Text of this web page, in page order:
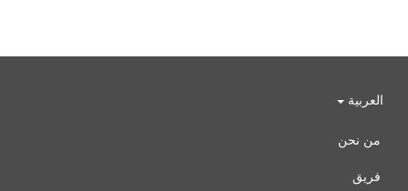
العربية
من نحن
فريق